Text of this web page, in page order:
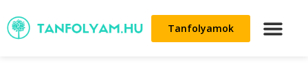
Tanfolyamok